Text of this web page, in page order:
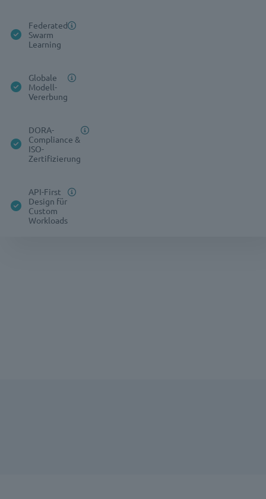
Federated
Swarm
Learning
Globale
Modell-
Vererbung
DORA-
Compliance &
ISO-
Zertifizierung
API-First
Design für
Custom
Workloads